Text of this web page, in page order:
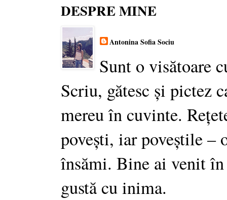
DESPRE MINE
Antonina Sofia Sociu
Sunt o visătoare
Scriu, gătesc și pictez
mereu în cuvinte.
povești, iar poveștile –
însămi. Bine ai venit
gustă cu inima.